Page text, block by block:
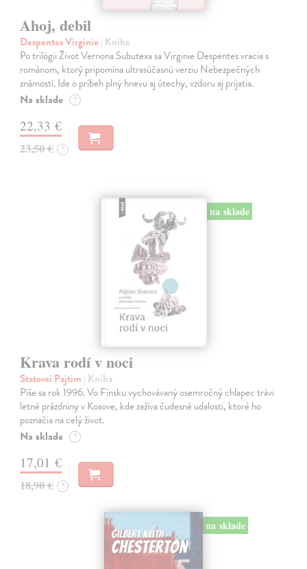
Ahoj, debil
Despentes Virginie | Kniha
Po trilógii Život Vernona Subutexa sa Virginie Despentes vracia s
románom, ktorý pripomína ultrasúčasnú verziu Nebezpečných
známostí. Ide o príbeh plný hnevu aj útechy, vzdoru aj prijatia.
Na sklade ?
22,33 €
23,50 € ?
na sklade
Krava rodí v noci
Statovci Pajtim | Kniha
Píše sa rok 1996. Vo Fínsku vychovávaný osemročný chlapec trávi
letné prázdniny v Kosove, kde zažíva čudesné udalosti, ktoré ho
poznačia na celý život.
Na sklade ?
17,01 €
18,90 € ?
na sklade